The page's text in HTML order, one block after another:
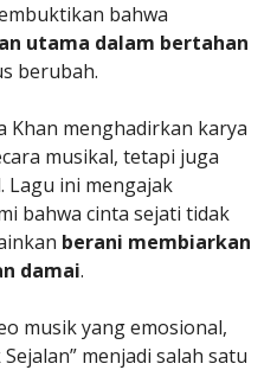
bahwa
utama dalam bertahan
berubah.
Khan menghadirkan karya
musikal, tetapi juga
Lagu ini mengajak
bahwa cinta sejati tidak
berani membiarkan
damai.
musik yang emosional,
menjadi salah satu